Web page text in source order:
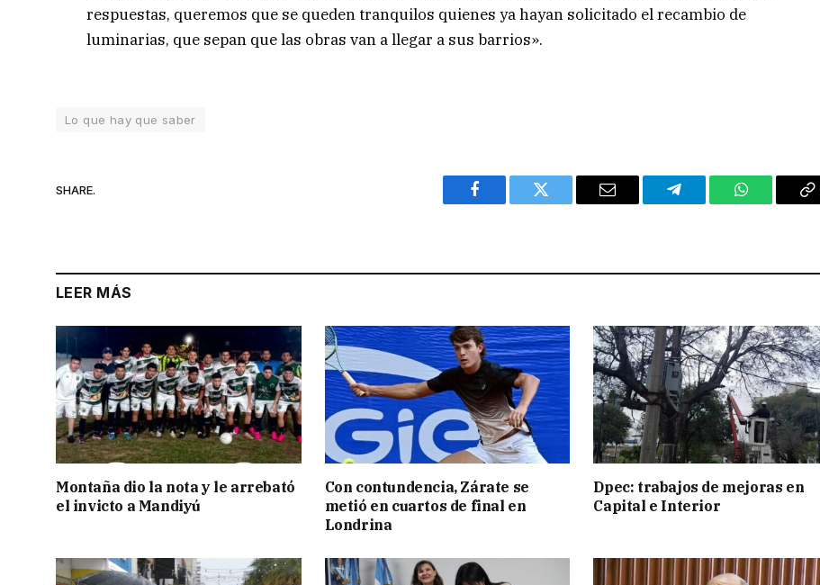
respuestas, queremos que se queden tranquilos quienes ya hayan solicitado el recambio de
luminarias, que sepan que las obras van a llegar a sus barrios».
Lo que hay que saber
SHARE.
Facebook Twitter Email Telegram WhatsApp
LEER MÁS
Montaña dio la nota y le arrebató
el invicto a Mandiyú
Con contundencia, Zárate se
metió en cuartos de final en
Londrina
Dpec: trabajos de mejoras en
Capital e Interior